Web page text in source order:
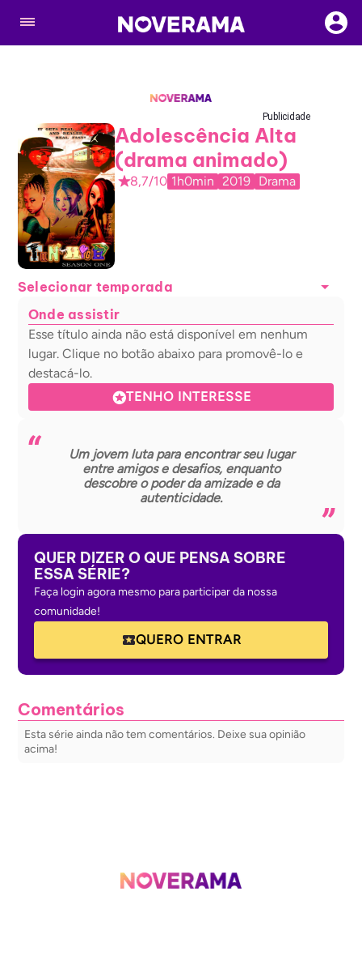
Publicidade
Adolescência Alta
(drama animado)
8,7/10 1h0min 2019 Drama
Selecionar temporada
Onde assistir
Esse título ainda não está disponível em nenhum
lugar. Clique no botão abaixo para promovê-lo e
destacá-lo.
TENHO INTERESSE
Um jovem luta para encontrar seu lugar
entre amigos e desafios, enquanto
descobre o poder da amizade e da
autenticidade.
QUER DIZER O QUE PENSA SOBRE
ESSA SÉRIE?
Faça login agora mesmo para participar da nossa
comunidade!
QUERO ENTRAR
Comentários
Esta série ainda não tem comentários. Deixe sua opinião
acima!